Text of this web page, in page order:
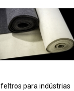
feltros para indústrias